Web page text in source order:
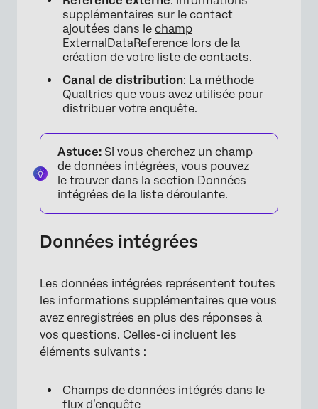
supplémentaires sur le contact
ajoutées dans le champ
ExternalDataReference lors de la
création de votre liste de contacts.
Canal de distribution: La méthode
Qualtrics que vous avez utilisée pour
distribuer votre enquête.
Astuce: Si vous cherchez un champ
de données intégrées, vous pouvez
le trouver dans la section Données
intégrées de la liste déroulante.
Données intégrées
Les données intégrées représentent toutes
les informations supplémentaires que vous
avez enregistrées en plus des réponses à
vos questions. Celles-ci incluent les
éléments suivants :
Champs de données intégrés dans le
flux d’enquête